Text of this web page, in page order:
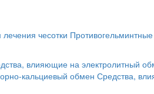
чесотки Противогельминтные
влияющие на электролитный
кальциевый обмен Средства,